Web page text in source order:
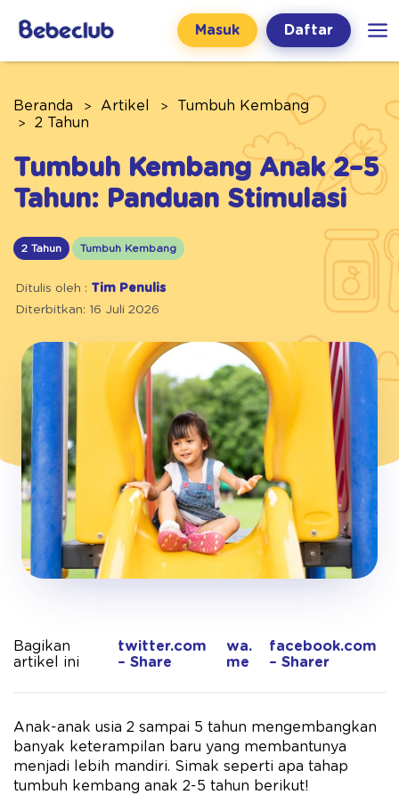
Masuk Daftar
Beranda Artikel
Tumbuh Kembang
2 Tahun
Tumbuh Kembang Anak 2–5
Tahun: Panduan Stimulasi
2 Tahun Tumbuh Kembang
Ditulis oleh : Tim Penulis
Diterbitkan: 16 Juli 2026
Bagikan
artikel ini
twitter.com
– Share
wa.
me
facebook.com
– Sharer
Anak-anak usia 2 sampai 5 tahun mengembangkan
banyak keterampilan baru yang membantunya
menjadi lebih mandiri. Simak seperti apa tahap
tumbuh kembang anak 2-5 tahun berikut!